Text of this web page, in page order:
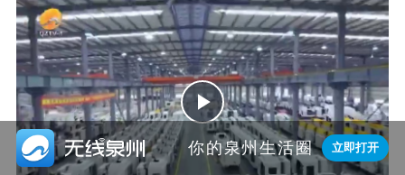
 你的泉州生活圈 立即打开
Play
Video